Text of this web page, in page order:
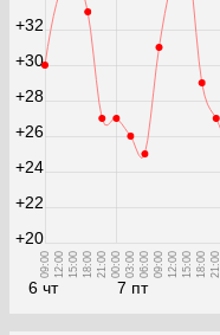
6 чт
09:00 12:00 15:00 18:00 21:00
7 пт
00:00 03:00 06:00 09:00 12:00 15:00 18:00 21:00
+20
+22
+24
+26
+28
+30
+32